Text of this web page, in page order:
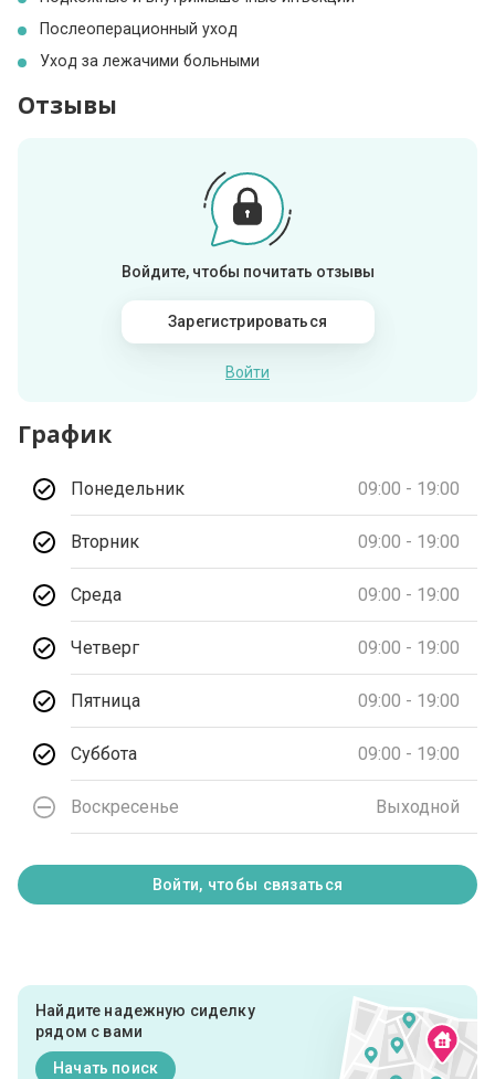
Послеоперационный уход
Уход за лежачими больными
Отзывы
Войдите, чтобы почитать отзывы
Зарегистрироваться
Войти
График
Понедельник 09:00 - 19:00
Вторник 09:00 - 19:00
Среда 09:00 - 19:00
Четверг 09:00 - 19:00
Пятница 09:00 - 19:00
Суббота 09:00 - 19:00
Воскресенье Выходной
Войти, чтобы связаться
Найдите надежную сиделку
рядом с вами
Начать поиск